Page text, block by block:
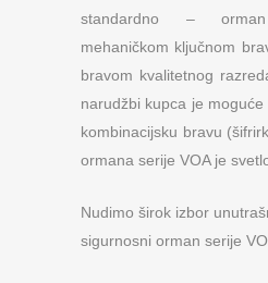
standardno –
mehaničkom ključnom
bravom kvalitetnog
narudžbi kupca je
kombinacijsku bravu
ormana serije VOA je
Nudimo širok izbor
sigurnosni orman serije